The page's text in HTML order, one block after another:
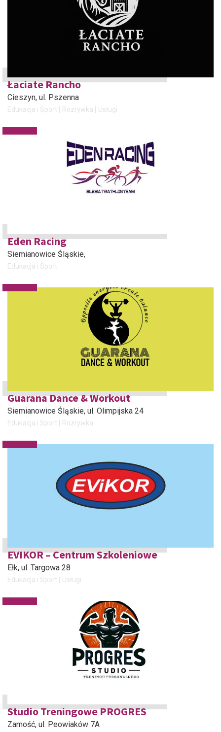
Łaciate Rancho
Cieszyn, ul. Pszenna
Edukacja i Sport Rozrywka Usługi
Eden Racing
Siemianowice Śląskie,
Edukacja i Sport
Guarana Dance & Workout
Siemianowice Śląskie, ul. Olimpijska 24
Edukacja i Sport Rozrywka
EVIKOR – Centrum Szkoleniowe
Ełk, ul. Targowa 28
Edukacja i Sport Usługi
Studio Treningowe PROGRES
Zamość, ul. Peowiaków 7A